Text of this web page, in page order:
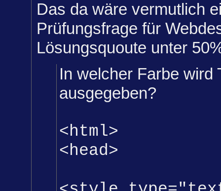
Das da wäre vermutlich
Prüfungsfrage für
Lösungsquoute unter
In welcher Farbe wird
ausgegeben?
<html>
<head>